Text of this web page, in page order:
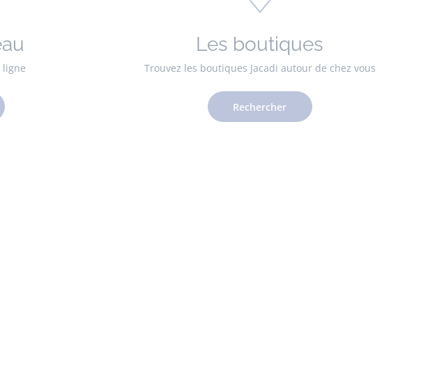
ligne
Les boutiques
Trouvez les boutiques Jacadi autour de chez vous
Rechercher